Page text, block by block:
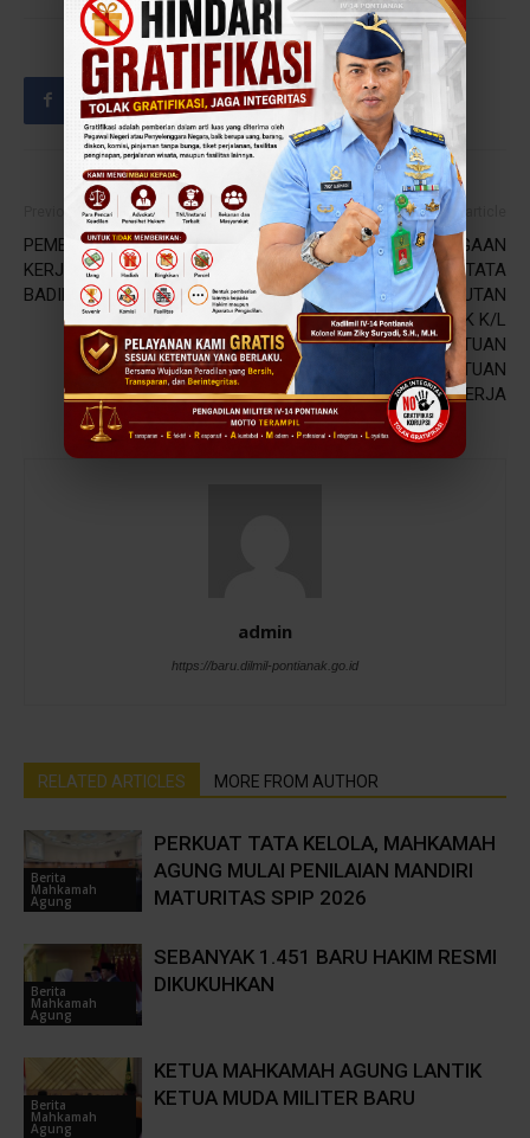
Previous article
PEMBINAAN DAN RAPAT
KERJA NASIONAL DITJEN
BADILMILTUN MA RI
Next article
MA RAIH PENGHARGAAN
JUARA 1 PENINGKATAN TATA
KELOLA BERKELANJUTAN
UNTUK KELOMPOK K/L
DENGAN JUMLAH SATUAN
KERJA DI ATAS 100 SATUAN
KERJA
admin
https://baru.dilmil-pontianak.go.id
RELATED ARTICLES MORE FROM AUTHOR
Berita
Mahkamah
Agung
PERKUAT TATA KELOLA, MAHKAMAH
AGUNG MULAI PENILAIAN MANDIRI
MATURITAS SPIP 2026
Berita
Mahkamah
Agung
SEBANYAK 1.451 BARU HAKIM RESMI
DIKUKUHKAN
Berita
Mahkamah
Agung
KETUA MAHKAMAH AGUNG LANTIK
KETUA MUDA MILITER BARU